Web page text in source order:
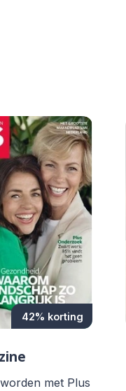
42% korting
met Plus